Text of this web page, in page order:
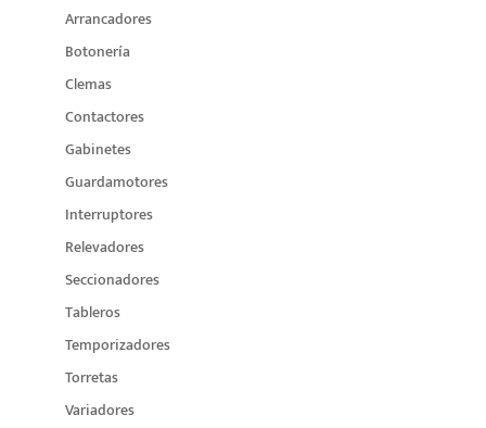
Arrancadores
Botonería
Clemas
Contactores
Gabinetes
Guardamotores
Interruptores
Relevadores
Seccionadores
Tableros
Temporizadores
Torretas
Variadores